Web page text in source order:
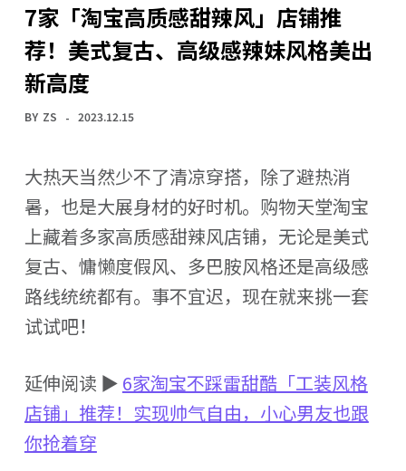
7家「淘宝高质感甜辣风」店铺推
荐！美式复古、高级感辣妹风格美出
新高度
BY ZS 2023.12.15
大热天当然少不了清凉穿搭，除了避热消
暑，也是大展身材的好时机。购物天堂淘宝
上藏着多家高质感甜辣风店铺，无论是美式
复古、慵懒度假风、多巴胺风格还是高级感
路线统统都有。事不宜迟，现在就来挑一套
试试吧！
延伸阅读 ▶ 6家淘宝不踩雷甜酷「工装风格
店铺」推荐！实现帅气自由，小心男友也跟
你抢着穿